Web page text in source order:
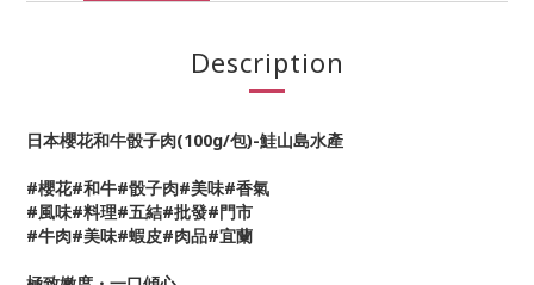
Description
日本櫻花和牛骰子肉(100g/包)-鮭山島水產
#櫻花#和牛#骰子肉#美味#香氣
#風味#料理#五結#批發#門市
#牛肉#美味#蝦皮#肉品#宜蘭